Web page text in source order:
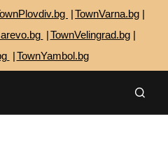
TownVarna.bg
TownVelingrad.bg
TownYambol.bg